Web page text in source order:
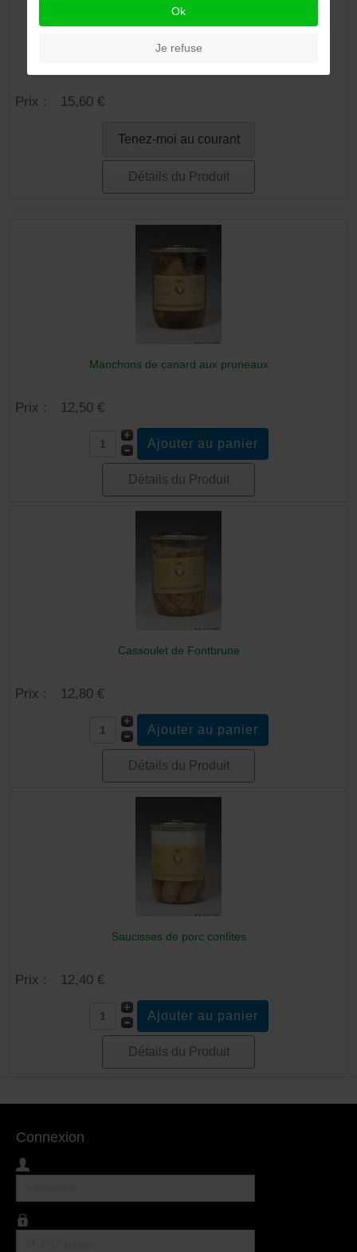
Prix : 15,60 €
Tenez-moi au courant
Détails du Produit
Manchons de canard aux pruneaux
Prix : 12,50 €
Détails du Produit
Cassoulet de Fontbrune
Prix : 12,80 €
Détails du Produit
Saucisses de porc confites
Prix : 12,40 €
Détails du Produit
Connexion
Ok
Je refuse